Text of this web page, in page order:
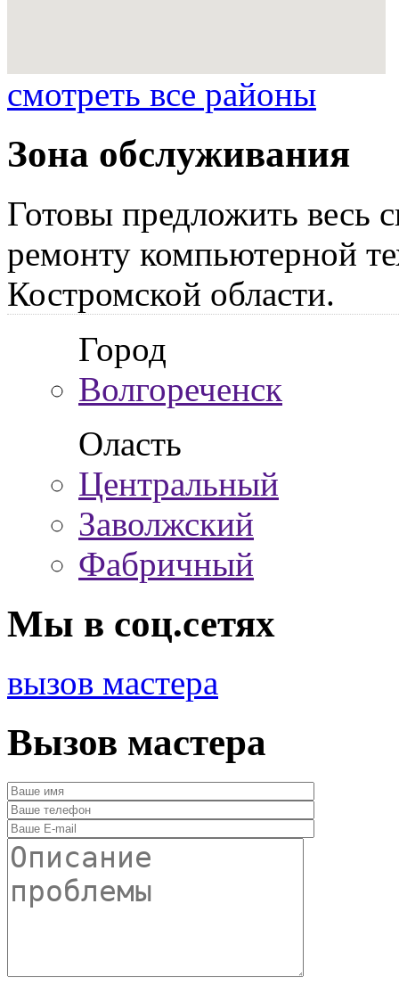
смотреть все районы
Зона обслуживания
Готовы предложить весь
ремонту компьютерной
Костромской области.
Город
Волгореченск
Оласть
Центральный
Заволжский
Фабричный
Мы в соц.сетях
вызов мастера
Вызов мастера